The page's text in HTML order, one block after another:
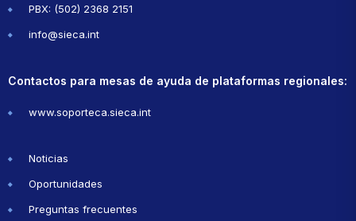
PBX: (502) 2368 2151
info@sieca.int
Contactos para mesas de ayuda de plataformas regionales:
www.soporteca.sieca.int
Noticias
Oportunidades
Preguntas frecuentes